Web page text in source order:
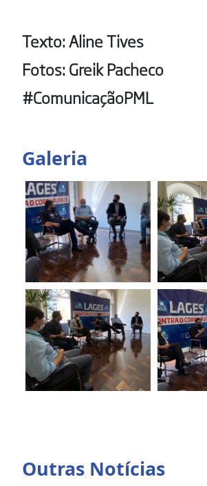
Texto: Aline Tives
Fotos: Greik Pacheco
#ComunicaçãoPML
Galeria
Outras Notícias